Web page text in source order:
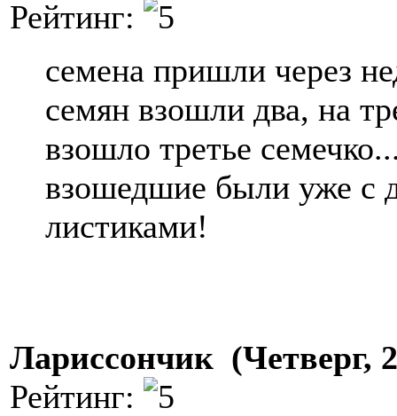
Рейтинг:
семена пришли через
семян взошли два, на
взошло третье
взошедшие были уже с
листиками!
Лариссончик (Четверг,
Рейтинг: